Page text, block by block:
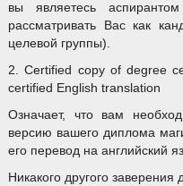
вы являетесь
рассматривать Вас как
целевой группы).
2. Certified copy of degree
certified English translation
Означает, что вам
версию вашего диплома
его перевод на английский
Никакого другого